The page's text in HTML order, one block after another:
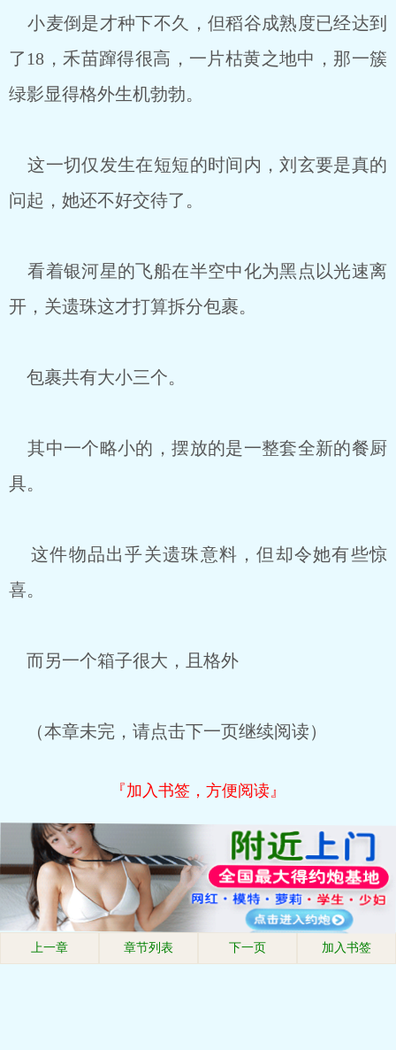
小麦倒是才种下不久，但稻谷成熟度已经达到
了18，禾苗蹿得很高，一片枯黄之地中，那一簇
绿影显得格外生机勃勃。
这一切仅发生在短短的时间内，刘玄要是真的
问起，她还不好交待了。
看着银河星的飞船在半空中化为黑点以光速离
开，关遗珠这才打算拆分包裹。
包裹共有大小三个。
其中一个略小的，摆放的是一整套全新的餐厨
具。
这件物品出乎关遗珠意料，但却令她有些惊
喜。
而另一个箱子很大，且格外
（本章未完，请点击下一页继续阅读）
『加入书签，方便阅读』
上一章 章节列表 下一页 加入书签